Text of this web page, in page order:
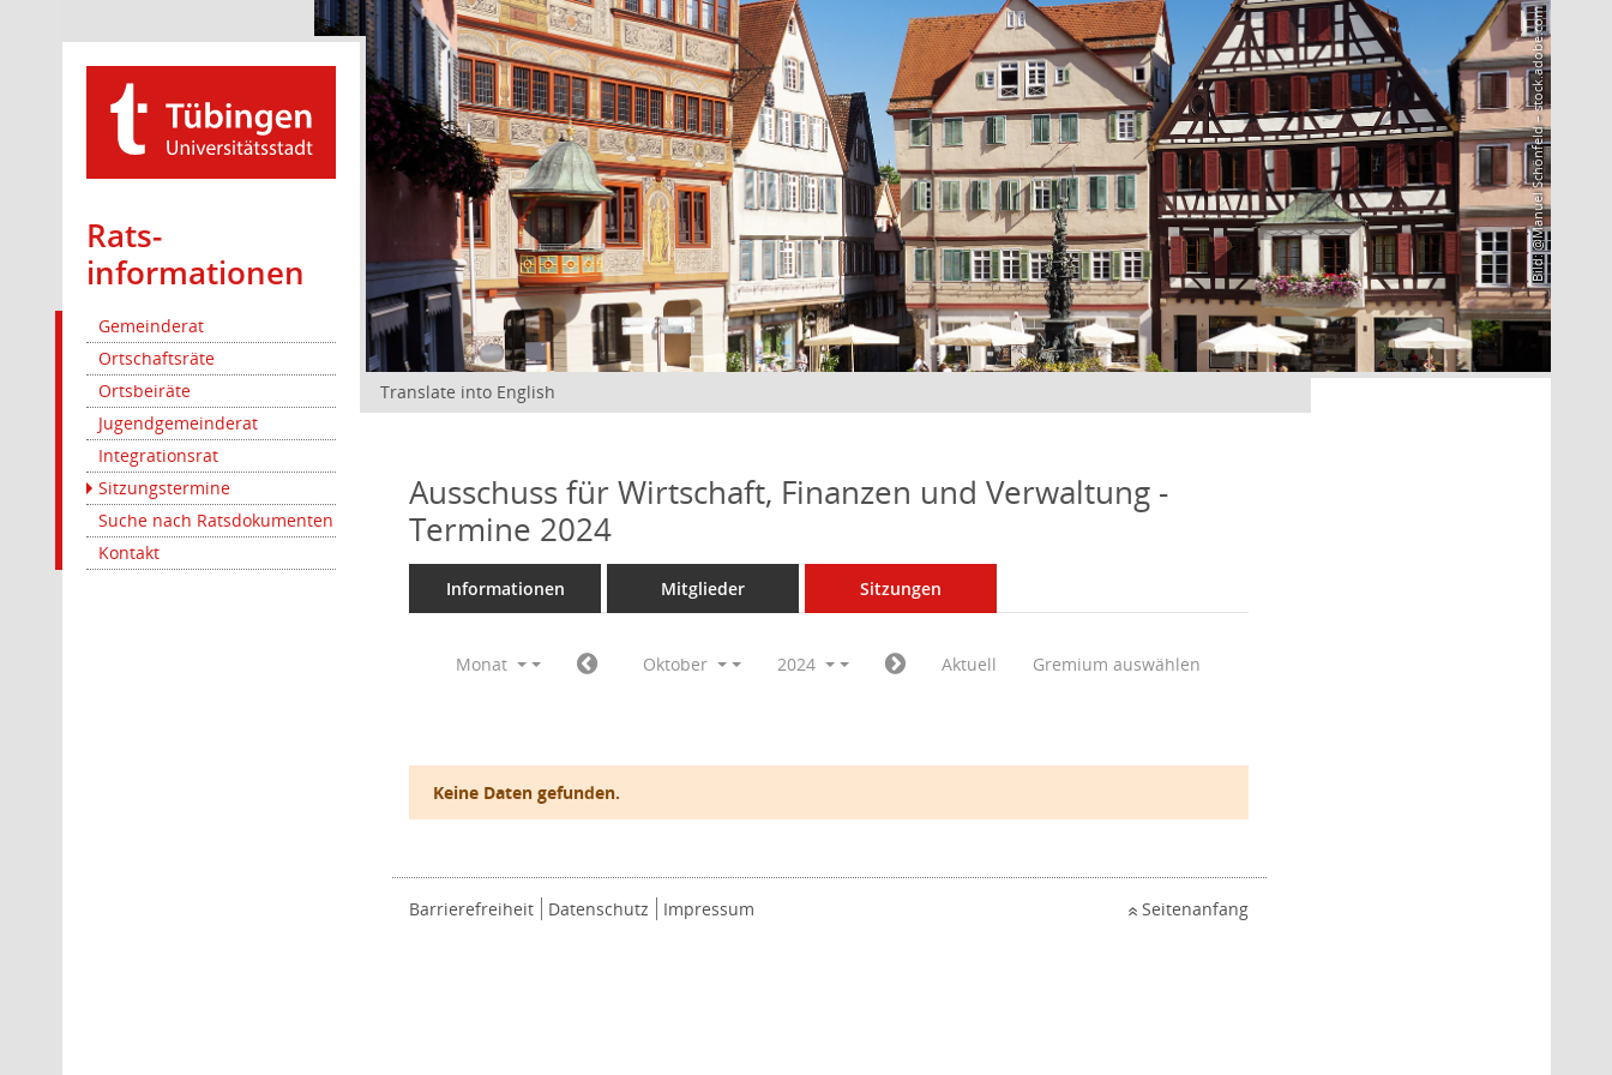
Rats­
informationen
Gemeinderat
Ortschaftsräte
Ortsbeiräte
Jugendgemeinderat
Integrationsrat
Sitzungstermine
Suche nach Ratsdokumenten
Kontakt
Bild: @Manuel Schönfeld – stock.adobe.com
Translate into English
Ausschuss für Wirtschaft, Finanzen und Verwaltung -
Termine 2024
Informationen Mitglieder Sitzungen
Monat Oktober 2024 Aktuell Gremium auswählen
Keine Daten gefunden.
Barrierefreiheit Datenschutz Impressum Seitenanfang